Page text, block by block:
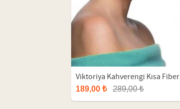
Viktoriya Kahverengi Kısa Fiber
Sentetik Peruk
189,00 ₺ 289,00 ₺